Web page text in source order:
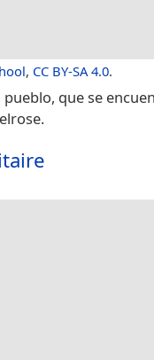
, CC BY-SA 4.0.
pueblo, que se